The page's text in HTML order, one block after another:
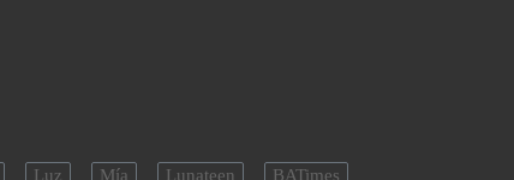
Luz Mía Lunateen BATimes